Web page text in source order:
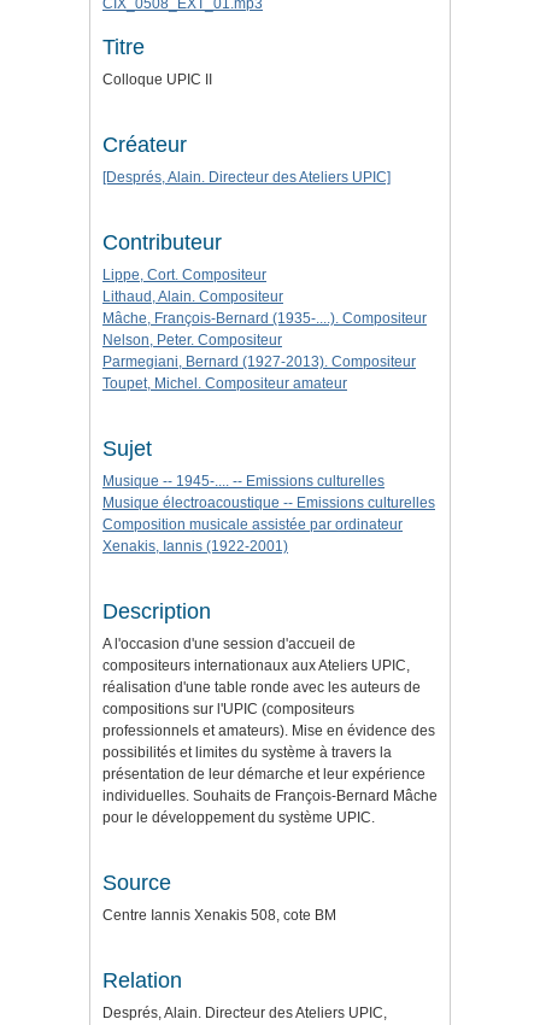
CIX_0508_EXT_01.mp3
Titre
Colloque UPIC II
Créateur
[Després, Alain. Directeur des Ateliers UPIC]
Contributeur
Lippe, Cort. Compositeur
Lithaud, Alain. Compositeur
Mâche, François-Bernard (1935-....). Compositeur
Nelson, Peter. Compositeur
Parmegiani, Bernard (1927-2013). Compositeur
Toupet, Michel. Compositeur amateur
Sujet
Musique -- 1945-.... -- Emissions culturelles
Musique électroacoustique -- Emissions culturelles
Composition musicale assistée par ordinateur
Xenakis, Iannis (1922-2001)
Description
A l'occasion d'une session d'accueil de
compositeurs internationaux aux Ateliers UPIC,
réalisation d'une table ronde avec les auteurs de
compositions sur l'UPIC (compositeurs
professionnels et amateurs). Mise en évidence des
possibilités et limites du système à travers la
présentation de leur démarche et leur expérience
individuelles. Souhaits de François-Bernard Mâche
pour le développement du système UPIC.
Source
Centre Iannis Xenakis 508, cote BM
Relation
Després, Alain. Directeur des Ateliers UPIC,